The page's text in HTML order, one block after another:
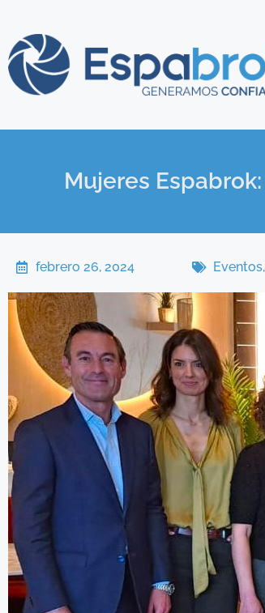
Mujeres
febrero 26, 2024 Eventos,